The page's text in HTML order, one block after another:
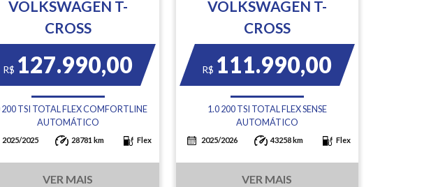
VOLKSWAGEN T-
CROSS
R$ 127.990,00
200 TSI TOTAL FLEX COMFORTLINE
AUTOMÁTICO
2025/2025 28781 km Flex
VER MAIS
VOLKSWAGEN T-
CROSS
R$ 111.990,00
1.0 200 TSI TOTAL FLEX SENSE
AUTOMÁTICO
2025/2026 43258 km Flex
VER MAIS